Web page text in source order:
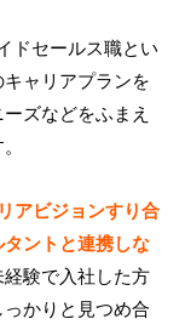
ドセールス職とい
ャリアプランを
ズなどをふまえ
アビジョンすり合
ントと連携しな
経験で入社した方
かりと見つめ合